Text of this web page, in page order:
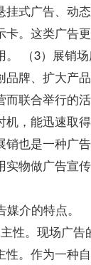
挂式广告、动
卡。这类广告
。 （3）展销
品牌、扩大产
而联合举行的
机，能迅速取
销也是一种广
实物做广告宣
介的特点。
。现场广告
性。作为一种